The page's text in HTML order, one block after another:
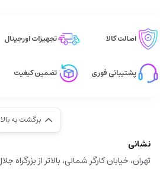
اصالت کالا تجهیزات اورجینال
پشتیبانی فوری تضمین کیفیت
برگشت به بالا
نشانی
تهران، خیابان کارگر شمالی، بالاتر از بزرگراه